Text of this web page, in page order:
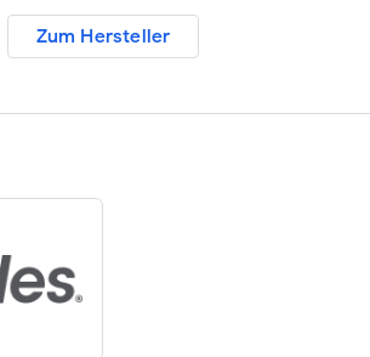
Zum Hersteller